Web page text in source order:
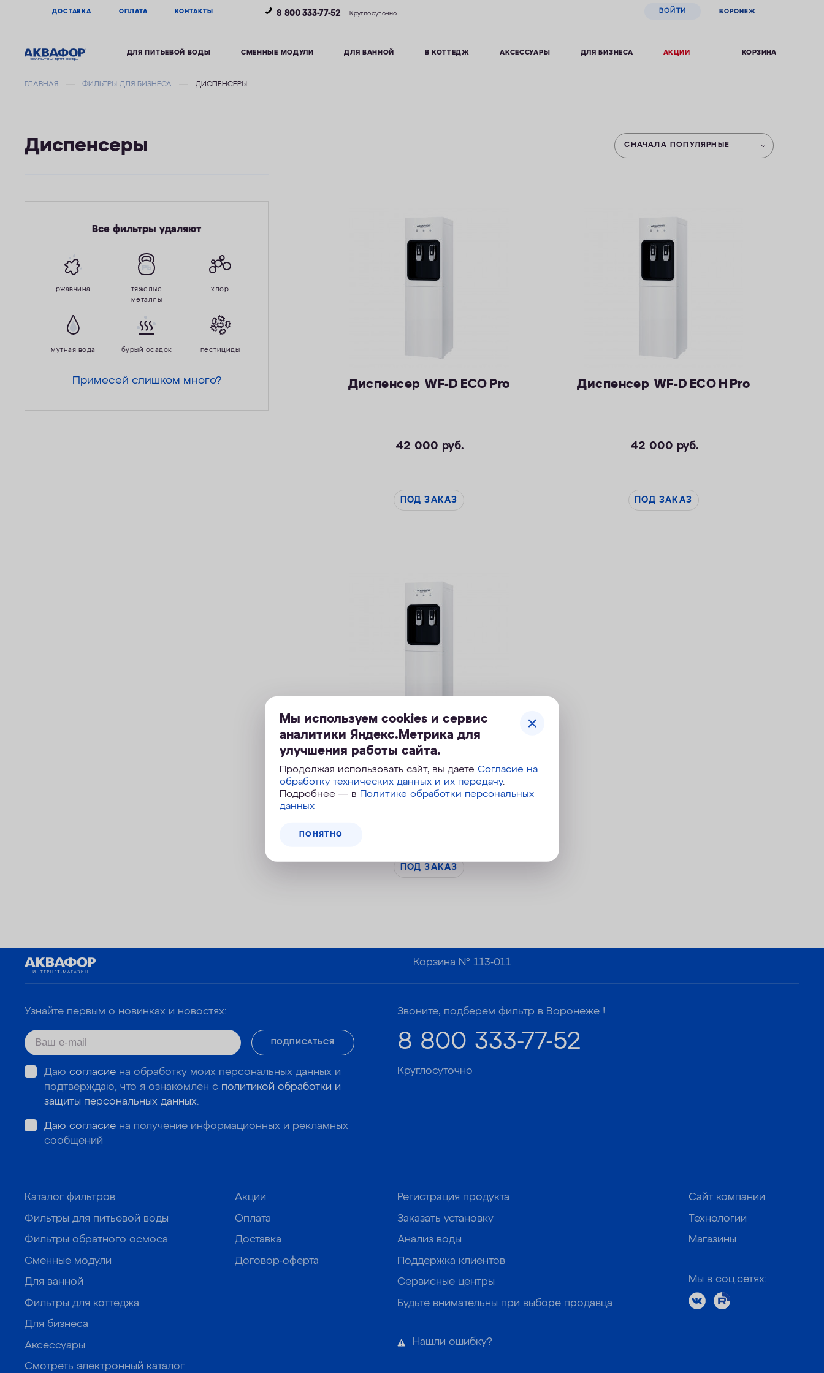
ДОСТАВКА ОПЛАТА КОНТАКТЫ 8 800 333-77-52 Круглосуточно ВОЙТИ ВОРОНЕЖ
ДЛЯ ПИТЬЕВОЙ ВОДЫ СМЕННЫЕ МОДУЛИ ДЛЯ ВАННОЙ В КОТТЕДЖ АКСЕССУАРЫ ДЛЯ БИЗНЕСА АКЦИИ КОРЗИНА
ГЛАВНАЯ ФИЛЬТРЫ ДЛЯ БИЗНЕСА ДИСПЕНСЕРЫ
Диспенсеры
Все фильтры удаляют
ржавчина
тяжелые
металлы
хлор
мутная вода бурый осадок пестициды
Примесей слишком много?
СНАЧАЛА ПОПУЛЯРНЫЕ
Диспенсер WF-D ECO Pro
42 000 руб.
ПОД ЗАКАЗ
Диспенсер WF-D ECO H Pro
42 000 руб.
ПОД ЗАКАЗ
Диспенсер WF-D OSMO Pro
100
ПОД ЗАКАЗ
Мы используем cookies и сервис
аналитики Яндекс.Метрика для
улучшения работы сайта.
Продолжая использовать сайт, вы даете Согласие на
обработку технических данных и их передачу.
Подробнее — в
Политике обработки персональных
данных
ПОНЯТНО
Корзина №113-011
Узнайте первым о новинках и новостях:
ПОДПИСАТЬСЯ
Даю согласиена обработку моих персональных данных и
подтверждаю, что я ознакомлен с политикой обработки и
защиты персональных данных.
Даю согласиена получение информационных и рекламных
сообщений
Звоните, подберем фильтр в Воронеже !
8 800 333-77-52
Круглосуточно
Каталог фильтров
Фильтры для питьевой воды
Фильтры обратного осмоса
Сменные модули
Для ванной
Фильтры для коттеджа
Для бизнеса
Аксессуары
Смотреть электронный каталог
Акции
Оплата
Доставка
Договор-оферта
Регистрация продукта
Заказать установку
Анализ воды
Поддержка клиентов
Сервисные центры
Будьте внимательны при выборе продавца
Нашли ошибку?
Сайт компании
Технологии
Магазины
Мы в соц.сетях: